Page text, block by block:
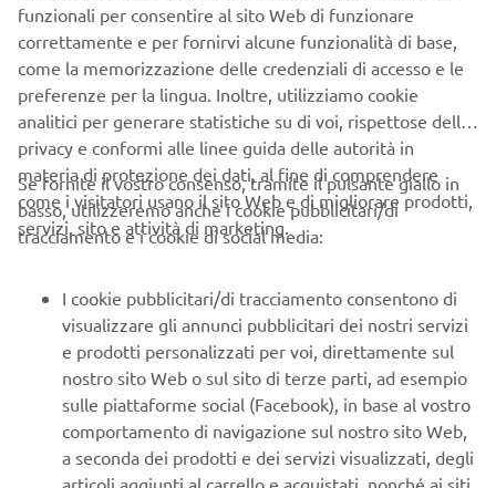
Manufacturing Europe si era ormai resa
necessaria. Più che una mossa
simbolica, si tratta di un chiaro
riconoscimento per l’azienda all’interno
di Yamaha Motor Group che supporterà
l’adozione di una gamma più ampia di
prodotti Yamaha. Infine, come ex
dipendente MBK, sono molto
YMME che ora siamo finalmente tutti
&quot;dipendenti Yamaha&quot;.
Continuiamo ad andare avanti
utilizzando la produzione Yamaha a
livello locale come vantaggio
competitivo e sostenibile!
funzionali per consentire al sito Web di funzionare
correttamente e per fornirvi alcune funzionalità di base,
come la memorizzazione delle credenziali di accesso e le
preferenze per la lingua. Inoltre, utilizziamo cookie
analitici per generare statistiche su di voi, rispettose della
privacy e conformi alle linee guida delle autorità in
materia di protezione dei dati, al fine di comprendere
come i visitatori usano il sito Web e di migliorare prodotti,
servizi, sito e attività di marketing.
Se fornite il vostro consenso, tramite il pulsante giallo in
basso, utilizzeremo anche i cookie pubblicitari/di
tracciamento e i cookie di social media:
I cookie pubblicitari/di tracciamento consentono di
visualizzare gli annunci pubblicitari dei nostri servizi
e prodotti personalizzati per voi, direttamente sul
nostro sito Web o sul sito di terze parti, ad esempio
sulle piattaforme social (Facebook), in base al vostro
comportamento di navigazione sul nostro sito Web,
a seconda dei prodotti e dei servizi visualizzati, degli
articoli aggiunti al carrello e acquistati, nonché ai siti